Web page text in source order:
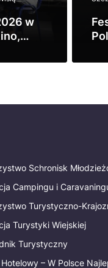
w
Schronisk
Campingu i
Turystyczno-
Turystyki Wiejskiej
Turystyczny
– W Polsce